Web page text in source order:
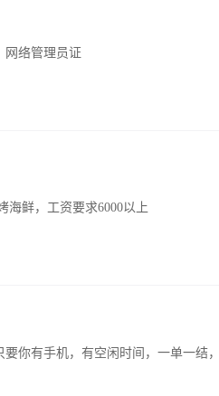
网络管理员证
海鲜，工资要求6000以上
你有手机，有空闲时间，一单一结